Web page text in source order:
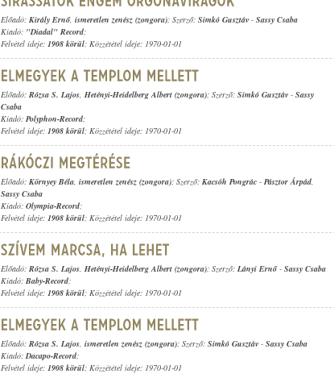
Előadó: Király Ernő, ismeretlen zenész (zongora); Szerző: Simkó Gusztáv - Sassy Csaba
Kiadó: "Diadal" Record;
Felvétel ideje: 1908 körül; Közzététel ideje: 1970-01-01
Előadó: Rózsa S. Lajos, Hetényi-Heidelberg Albert (zongora); Szerző: Simkó Gusztáv - Sassy
Csaba
Kiadó: Polyphon-Record;
Felvétel ideje: 1908 körül; Közzététel ideje: 1970-01-01
Előadó: Környey Béla, ismeretlen zenész (zongora); Szerző: Kacsóh Pongrác - Pásztor Árpád,
Sassy Csaba
Kiadó: Olympia-Record;
Felvétel ideje: 1908 körül; Közzététel ideje: 1970-01-01
Előadó: Rózsa S. Lajos, Hetényi-Heidelberg Albert (zongora); Szerző: Lányi Ernő- Sassy Csaba
Kiadó: Baby-Record;
Felvétel ideje: 1908 körül; Közzététel ideje: 1970-01-01
Előadó: Rózsa S. Lajos, ismeretlen zenész (zongora); Szerző: Simkó Gusztáv - Sassy Csaba
Kiadó:Dacapo-Record;
Felvétel ideje: 1908 körül; Közzététel ideje: 1970-01-01